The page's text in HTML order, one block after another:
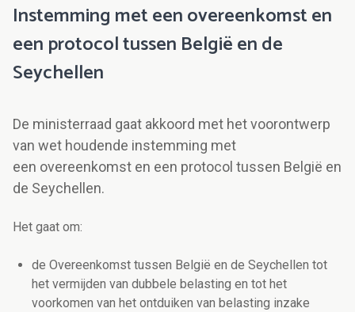
Instemming met een overeenkomst en
een protocol tussen België en de
Seychellen
De ministerraad gaat akkoord met het voorontwerp
van wet houdende instemming met
een overeenkomst en een protocol tussen België en
de Seychellen.
Het gaat om:
de Overeenkomst tussen België en de Seychellen tot
het vermijden van dubbele belasting en tot het
voorkomen van het ontduiken van belasting inzake